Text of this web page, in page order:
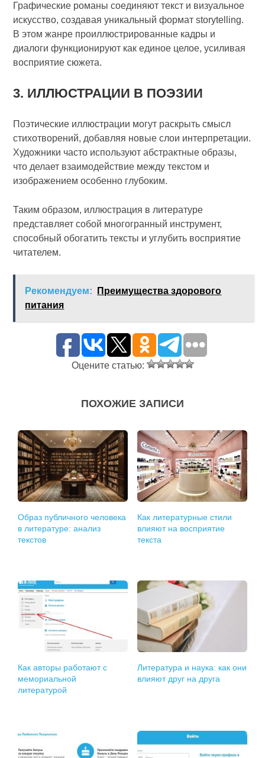
Графические романы соединяют текст и визуальное
искусство, создавая уникальный формат storytelling.
В этом жанре проиллюстрированные кадры и
диалоги функционируют как единое целое, усиливая
восприятие сюжета.
3. ИЛЛЮСТРАЦИИ В ПОЭЗИИ
Поэтические иллюстрации могут раскрыть смысл
стихотворений, добавляя новые слои интерпретации.
Художники часто используют абстрактные образы,
что делает взаимодействие между текстом и
изображением особенно глубоким.
Таким образом, иллюстрация в литературе
представляет собой многогранный инструмент,
способный обогатить тексты и углубить восприятие
читателем.
Рекомендуем:
Преимущества здорового
питания
Оцените статью:
ПОХОЖИЕ ЗАПИСИ
Образ публичного человека
в литературе: анализ
текстов
Как литературные стили
влияют на восприятие
текста
Как авторы работают с
мемориальной
литературой
Литература и наука: как они
влияют друг на друга